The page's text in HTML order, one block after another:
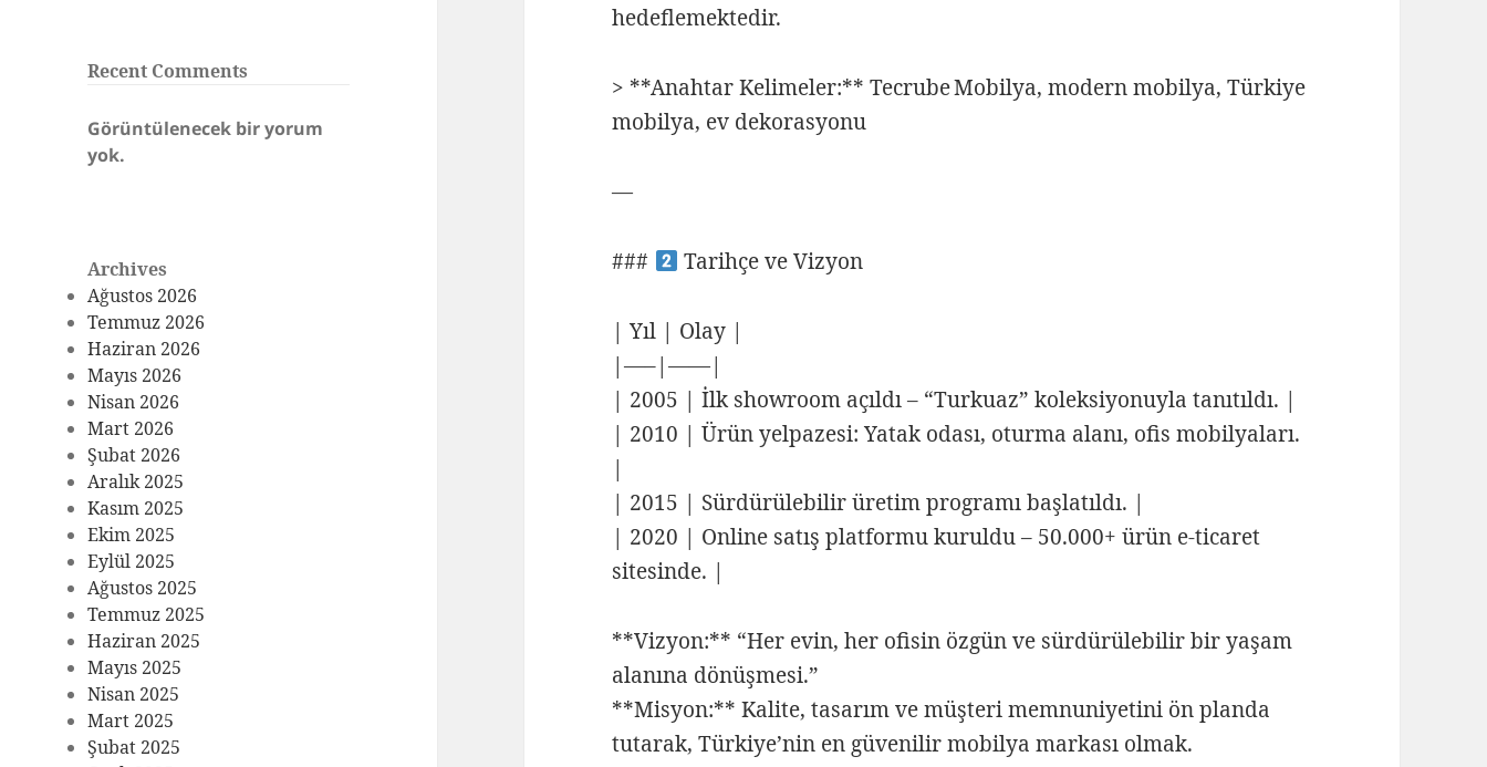
Recent Comments
Görüntülenecek bir yorum
yok.
Archives
Ağustos 2026
Temmuz 2026
Haziran 2026
Mayıs 2026
Nisan 2026
Mart 2026
Şubat 2026
Aralık 2025
Kasım 2025
Ekim 2025
Eylül 2025
Ağustos 2025
Temmuz 2025
Haziran 2025
Mayıs 2025
Nisan 2025
Mart 2025
Şubat 2025
hedeflemektedir.
> **Anahtar Kelimeler:** Tecrube Mobilya, modern mobilya, Türkiye
mobilya, ev dekorasyonu
—
### Tarihçe ve Vizyon
| Yıl | Olay |
|—–|——|
| 2005 | İlk showroom açıldı – “Turkuaz” koleksiyonuyla tanıtıldı. |
| 2010 | Ürün yelpazesi: Yatak odası, oturma alanı, ofis mobilyaları.
|
| 2015 | Sürdürülebilir üretim programı başlatıldı. |
| 2020 | Online satış platformu kuruldu – 50.000+ ürün e‑ticaret
sitesinde. |
**Vizyon:** “Her evin, her ofisin özgün ve sürdürülebilir bir yaşam
alanına dönüşmesi.”
**Misyon:** Kalite, tasarım ve müşteri memnuniyetini ön planda
tutarak, Türkiye’nin en güvenilir mobilya markası olmak.